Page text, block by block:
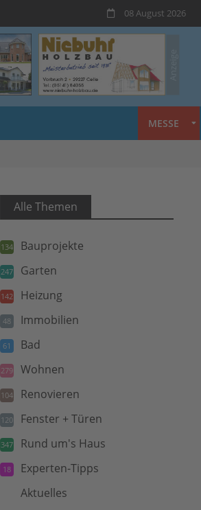
08 August 2026
MESSE
Alle Themen
134 Bauprojekte
247 Garten
142 Heizung
48 Immobilien
61 Bad
279 Wohnen
104 Renovieren
120 Fenster + Türen
347 Rund um's Haus
18 Experten-Tipps
Aktuelles